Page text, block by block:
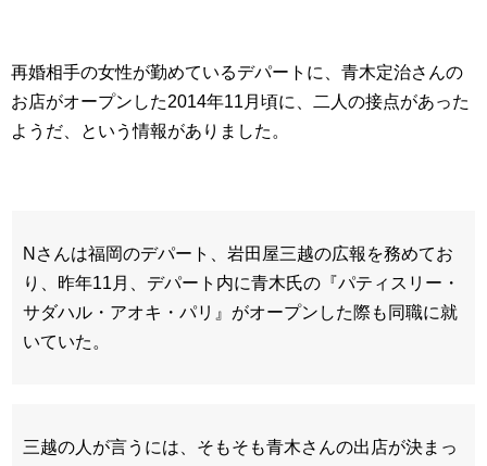
再婚相手の女性が勤めているデパートに、青木定治さんの
お店がオープンした2014年11月頃に、二人の接点があった
ようだ、という情報がありました。
Nさんは福岡のデパート、岩田屋三越の広報を務めてお
り、昨年11月、デパート内に青木氏の『パティスリー・
サダハル・アオキ・パリ』がオープンした際も同職に就
いていた。
三越の人が言うには、そもそも青木さんの出店が決まっ